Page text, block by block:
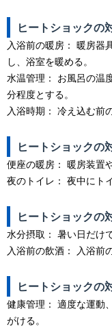
ヒートショックの
入浴前の暖房： 暖房器
し、浴室を暖める。
水温管理： お風呂の温
分程度とする。
入浴時期： 冷え込む前
ヒートショックの
便座の暖房： 暖房装置
夜のトイレ： 夜中にト
ヒートショックの
水分摂取： 暑い日だけ
入浴前の飲酒： 入浴前
ヒートショックの
健康管理： 適度な運動
がける。